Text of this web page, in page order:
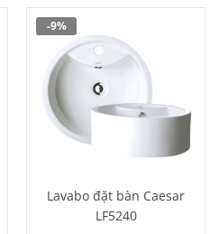
Lavabo đặt bàn Caesar
LF5240
-9%